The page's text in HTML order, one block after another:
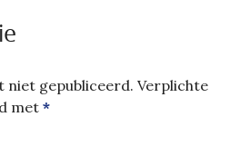
gepubliceerd. Verplichte
met*